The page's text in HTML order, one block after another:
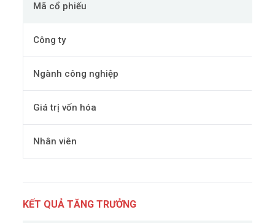
Mã cổ phiếu
Công ty
Ngành công nghiệp
Giá trị vốn hóa
Nhân viên
KẾT QUẢ TĂNG TRƯỞNG